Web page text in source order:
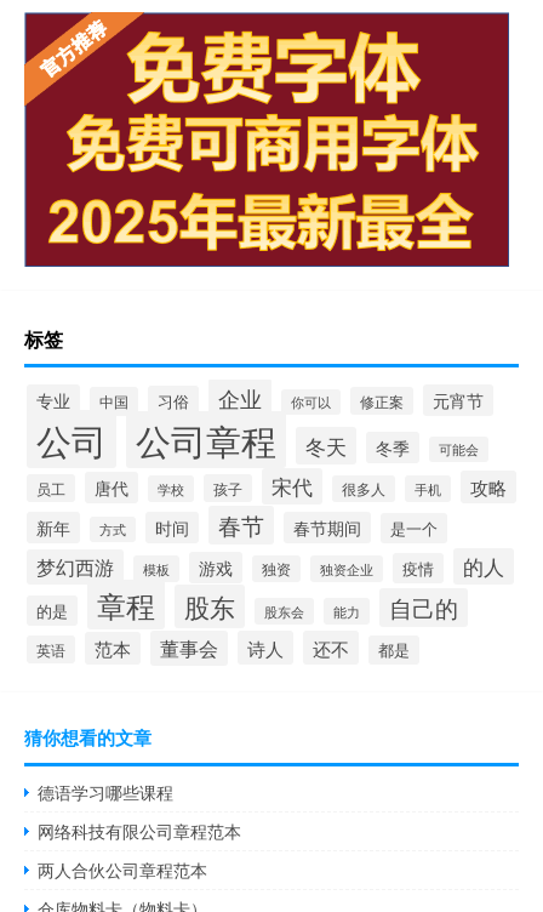
标签
专业 中国 习俗 企业 你可以 修正案 元宵节
公司 公司章程 冬天 冬季 可能会
员工 唐代 学校 孩子 宋代 很多人 手机 攻略
新年 方式 时间 春节 春节期间 是一个
梦幻西游 模板 游戏 独资 独资企业 疫情 的人
的是 章程 股东 股东会 能力 自己的
英语 范本 董事会 诗人 还不 都是
猜你想看的文章
德语学习哪些课程
网络科技有限公司章程范本
两人合伙公司章程范本